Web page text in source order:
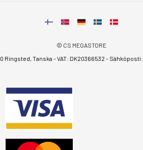
© CS MEGASTORE
Ringsted, Tanska - VAT: DK20366532 - Sähköposti: